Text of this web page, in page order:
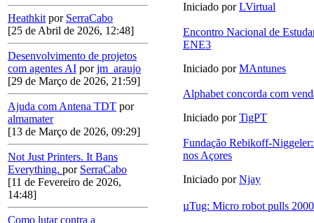
Heathkit por SerraCabo
[25 de Abril de 2026, 12:48]
Desenvolvimento de projetos
com agentes AI porjm_araujo
[29 de Março de 2026, 21:59]
Ajuda com Antena TDT por
almamater
[13 de Março de 2026, 09:29]
Not Just Printers. It Bans
Everything. por SerraCabo
[11 de Fevereiro de 2026,
14:48]
Como lutar contra a
Iniciado porLVirtual
Encontro Nacional de
ENE3
Iniciado porMAntunes
Alphabet concorda com
Iniciado porTigPT
Fundação Rebikoff-
nos Açores
Iniciado porNjay
µTug: Micro robot pulls